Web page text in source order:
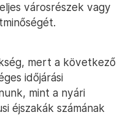
városrészek vagy
mert a következő
időjárási
mint a nyári
éjszakák számának